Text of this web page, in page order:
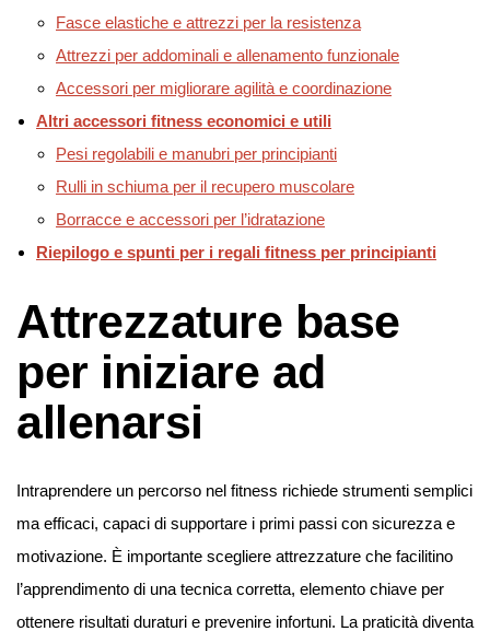
Fasce elastiche e attrezzi per la resistenza
Attrezzi per addominali e allenamento funzionale
Accessori per migliorare agilità e coordinazione
Altri accessori fitness economici e utili
Pesi regolabili e manubri per principianti
Rulli in schiuma per il recupero muscolare
Borracce e accessori per l’idratazione
Riepilogo e spunti per i regali fitness per principianti
Attrezzature base
per iniziare ad
allenarsi
Intraprendere un percorso nel fitness richiede strumenti semplici
ma efficaci, capaci di supportare i primi passi con sicurezza e
motivazione. È importante scegliere attrezzature che facilitino
l’apprendimento di una tecnica corretta, elemento chiave per
ottenere risultati duraturi e prevenire infortuni. La praticità diventa